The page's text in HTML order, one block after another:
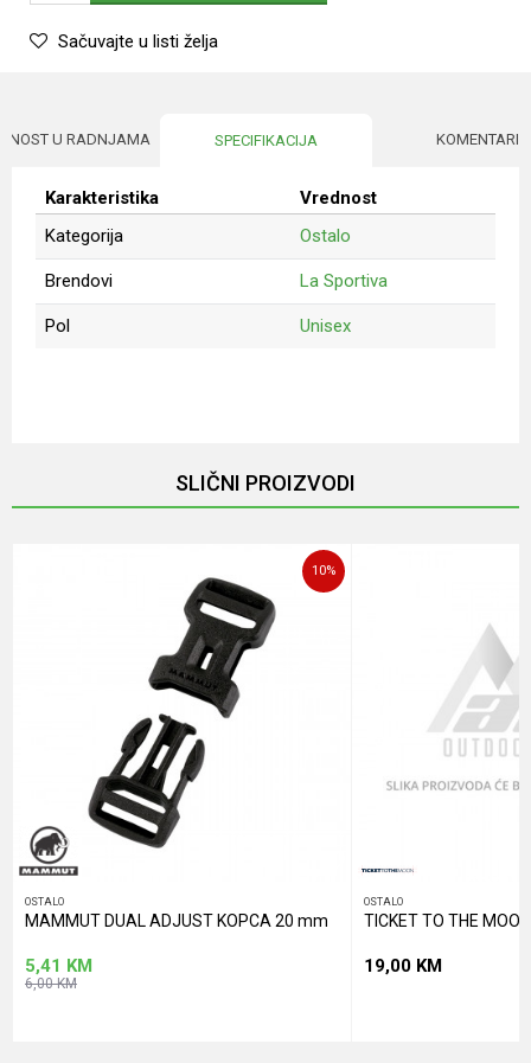
Sačuvajte u listi želja
U RADNJAMA SPECIFIKACIJA KOMENTARI
Karakteristika
Vrednost
Kategorija
Ostalo
Brendovi La Sportiva
Pol Unisex
SLIČNI PROIZVODI
10%
OSTALO
MAMMUT DUAL ADJUST KOPCA 20 mm
5,41 KM
6,00KM
OSTALO
TICKET TO THE
19,00 KM